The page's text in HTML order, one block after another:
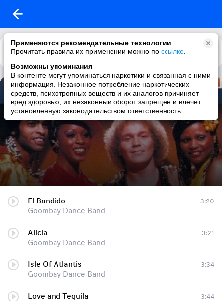
Применяются рекомендательные технологии
Прочитать правила их применении можно по ссылке
Возможны упоминания
В контенте могут упоминаться наркотики и связанная с ними
информация. Незаконное потребление наркотических
средств, психотропных веществ и их аналогов причиняет
вред здоровью, их незаконный оборот запрещён и влечёт
установленную законодательством ответственность
Каталог Рекомендации
Goombay Dance Band
20 треков|диско / 80s / pop / dance
El Bandido
Goombay Dance Band
3:20
Alicia
Goombay Dance Band
3:21
Isle Of Atlantis
Goombay Dance Band
3:34
Love and Tequila
3:44